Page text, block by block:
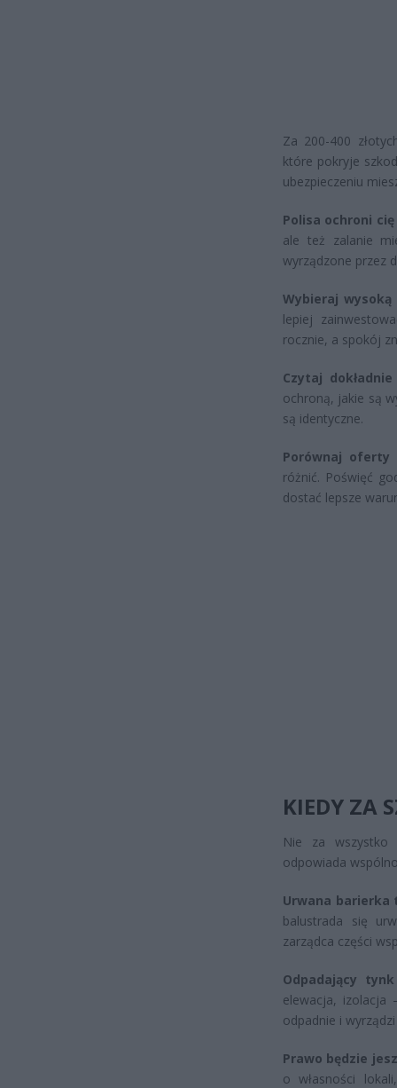
Za 200-400
które pokryje
ubezpieczeniu
Polisa ochroni
ale też zalanie
wyrządzone przez
Wybieraj
lepiej
rocznie, a spokój
Czytaj
ochroną, jakie są
są identyczne.
Porównaj oferty
różnić. Poświęć
dostać lepsze
KIEDY ZA
Nie za wszystko
odpowiada
Urwana barierka
balustrada się
zarządca części
Odpadający
elewacja, izolacja
odpadnie i
Prawo będzie
o własności